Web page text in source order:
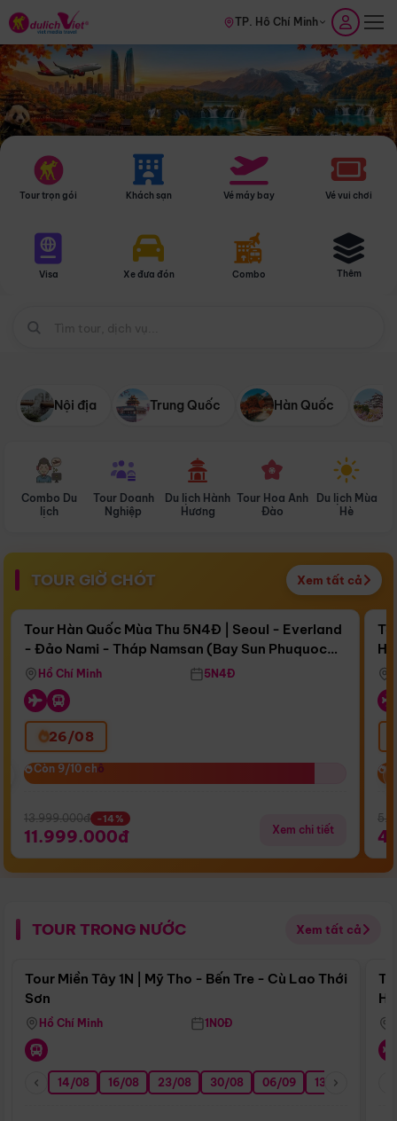
TP. Hồ Chí Minh
Tour trọn gói Khách sạn Vé máy bay Vé vui chơi
Visa Xe đưa đón Combo Thêm
Nội địa Trung Quốc Hàn Quốc
Combo Du
lịch
Tour Doanh
Nghiệp
Du lịch Hành
Hương
Tour Hoa Anh
Đào
Du lịch Mùa
Hè
TOUR GIỜ CHÓT Xem tất cả
Còn16 ngày 12:35:24
Bay Sun Phuquoc Airways
Điểm nổi bật
Tour Hàn Quốc Mùa Thu 5N4Đ | Seoul - Everland
- Đảo Nami - Tháp Namsan (Bay Sun Phuquoc
Airways)
Hồ Chí Minh 5N4Đ
26/08
Còn 9/10 chỗ
Còn 9/10 chỗ
13.999.000đ -14%
11.999.000đ Xem chi tiết
TOUR TRONG NƯỚC Xem tất cả
Điểm nổi bật
Tour Miền Tây 1N | Mỹ Tho - Bến Tre - Cù Lao Thới
Sơn
Hồ Chí Minh 1N0Đ
14/08 16/08 23/08 30/08 06/09 13/09